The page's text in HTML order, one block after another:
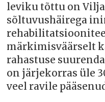
leviku tõttu on
sõltuvushäirega
märkimisväärselt
rahastuse
on järjekorras üle
veel ravile